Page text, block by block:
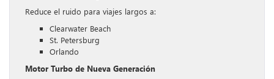
Reduce el ruido para viajes largos a:
Clearwater Beach
St. Petersburg
Orlando
Motor Turbo de Nueva Generación